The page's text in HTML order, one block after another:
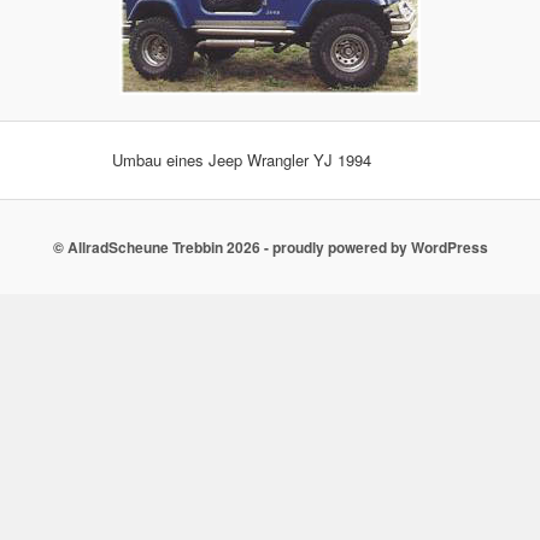
Umbau eines Jeep Wrangler YJ 1994
© AllradScheune Trebbin 2026 - proudly powered by WordPress